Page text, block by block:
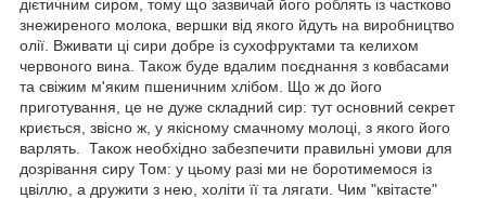
дієтичним сиром, тому що зазвичай його роблять із частково
знежиреного молока, вершки від якого йдуть на виробництво
олії. Вживати ці сири добре із сухофруктами та келихом
червоного вина. Також буде вдалим поєднання з ковбасами
та свіжим м'яким пшеничним хлібом. Що ж до його
приготування, це не дуже складний сир: тут основний секрет
криється, звісно ж, у якісному смачному молоці, з якого його
варлять. Також необхідно забезпечити правильні умови для
дозрівання сиру Том: у цьому разі ми не боротимемося із
цвіллю, а дружити з нею, холіти її та лягати. Чим "квітасте"